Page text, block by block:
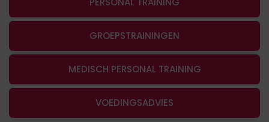
GROEPSTRAININGEN
MEDISCH PERSONAL TRAINING
VOEDINGSADVIES